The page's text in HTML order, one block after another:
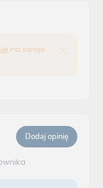
na swoje
Dodaj opinię